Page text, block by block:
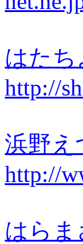
はた
http://
浜野
http://
はら